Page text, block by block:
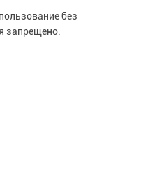
без
запрещено.